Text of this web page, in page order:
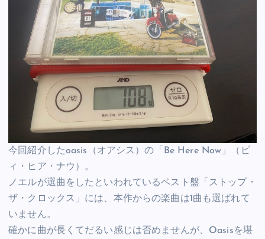
今回紹介したoasis（オアシス）の「Be Here Now」（ビ
ィ・ヒア・ナウ）。
ノエルが選曲をしたといわれているベスト盤「ストップ・
ザ・クロックス」には、本作からの楽曲は1曲も選ばれて
いません。
確かに曲が長くてだるい感じは否めませんが、Oasisを堪